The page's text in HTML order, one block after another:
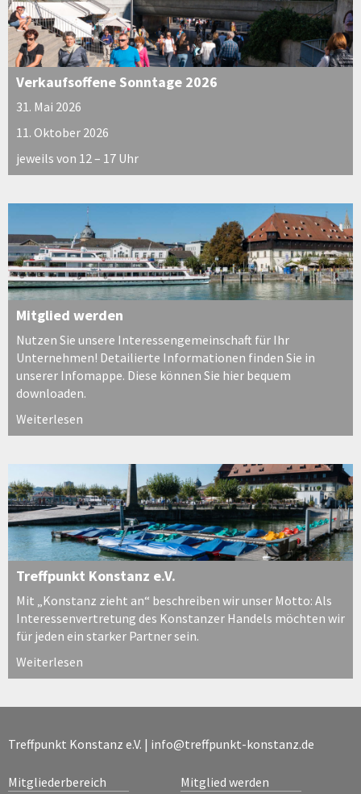
Verkaufsoffene Sonntage 2026
31. Mai 2026
11. Oktober 2026
jeweils von 12 – 17 Uhr
Mitglied werden
Nutzen Sie unsere Interessengemeinschaft für Ihr
Unternehmen! Detailierte Informationen finden Sie in
unserer Infomappe. Diese können Sie hier bequem
downloaden.
Weiterlesen
Treffpunkt Konstanz e.V.
Mit „Konstanz zieht an“ beschreiben wir unser Motto: Als
Interessenvertretung des Konstanzer Handels möchten wir
für jeden ein starker Partner sein.
Weiterlesen
Treffpunkt Konstanz e.V. | info@treffpunkt-konstanz.de
Mitgliederbereich Mitglied werden